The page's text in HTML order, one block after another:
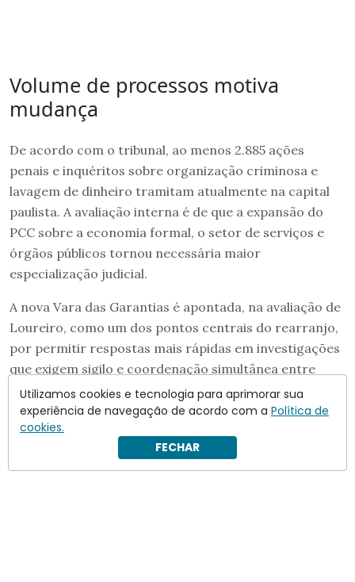
Volume de processos motiva
mudança
De acordo com o tribunal, ao menos 2.885 ações
penais e inquéritos sobre organização criminosa e
lavagem de dinheiro tramitam atualmente na capital
paulista. A avaliação interna é de que a expansão do
PCC sobre a economia formal, o setor de serviços e
órgãos públicos tornou necessária maior
especialização judicial.
A nova Vara das Garantias é apontada, na avaliação de
Loureiro, como um dos pontos centrais do rearranjo,
por permitir respostas mais rápidas em investigações
que exigem sigilo e coordenação simultânea entre
cidades e estados.
Utilizamos cookies e tecnologia para aprimorar sua
experiência de navegação de acordo com a Política de
cookies.
FECHAR